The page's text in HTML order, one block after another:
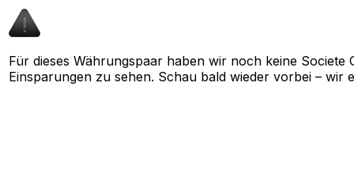
Für dieses Währungspaar haben wir noch keine
Einsparungen zu sehen. Schau bald wieder vorbei –